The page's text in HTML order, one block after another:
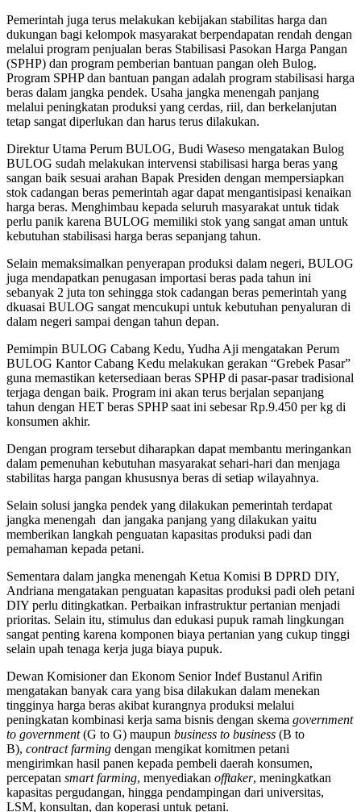
Pemerintah juga terus melakukan kebijakan stabilitas harga dan
dukungan bagi kelompok masyarakat berpendapatan rendah dengan
melalui program penjualan beras Stabilisasi Pasokan Harga Pangan
(SPHP) dan program pemberian bantuan pangan oleh Bulog.
Program SPHP dan bantuan pangan adalah program stabilisasi harga
beras dalam jangka pendek. Usaha jangka menengah panjang
melalui peningkatan produksi yang cerdas, riil, dan berkelanjutan
tetap sangat diperlukan dan harus terus dilakukan.
Direktur Utama Perum BULOG, Budi Waseso mengatakan Bulog
BULOG sudah melakukan intervensi stabilisasi harga beras yang
sangan baik sesuai arahan Bapak Presiden dengan mempersiapkan
stok cadangan beras pemerintah agar dapat mengantisipasi kenaikan
harga beras. Menghimbau kepada seluruh masyarakat untuk tidak
perlu panik karena BULOG memiliki stok yang sangat aman untuk
kebutuhan stabilisasi harga beras sepanjang tahun.
Selain memaksimalkan penyerapan produksi dalam negeri, BULOG
juga mendapatkan penugasan importasi beras pada tahun ini
sebanyak 2 juta ton sehingga stok cadangan beras pemerintah yang
dkuasai BULOG sangat mencukupi untuk kebutuhan penyaluran di
dalam negeri sampai dengan tahun depan.
Pemimpin BULOG Cabang Kedu, Yudha Aji mengatakan Perum
BULOG Kantor Cabang Kedu melakukan gerakan “Grebek Pasar”
guna memastikan ketersediaan beras SPHP di pasar-pasar tradisional
terjaga dengan baik. Program ini akan terus berjalan sepanjang
tahun dengan HET beras SPHP saat ini sebesar Rp.9.450 per kg di
konsumen akhir.
Dengan program tersebut diharapkan dapat membantu meringankan
dalam pemenuhan kebutuhan masyarakat sehari-hari dan menjaga
stabilitas harga pangan khususnya beras di setiap wilayahnya.
Selain solusi jangka pendek yang dilakukan pemerintah terdapat
jangka menengah dan jangaka panjang yang dilakukan yaitu
memberikan langkah penguatan kapasitas produksi padi dan
pemahaman kepada petani.
Sementara dalam jangka menengah Ketua Komisi B DPRD DIY,
Andriana mengatakan penguatan kapasitas produksi padi oleh petani
DIY perlu ditingkatkan. Perbaikan infrastruktur pertanian menjadi
prioritas. Selain itu, stimulus dan edukasi pupuk ramah lingkungan
sangat penting karena komponen biaya pertanian yang cukup tinggi
selain upah tenaga kerja juga biaya pupuk.
Dewan Komisioner dan Ekonom Senior Indef Bustanul Arifin
mengatakan banyak cara yang bisa dilakukan dalam menekan
tingginya harga beras akibat kurangnya produksi melalui
peningkatan kombinasi kerja sama bisnis dengan skema government
to government(G to G) maupun business to business (B to
B), contract farming dengan mengikat komitmen petani
mengirimkan hasil panen kepada pembeli daerah konsumen,
percepatan smart farming, menyediakan offtaker, meningkatkan
kapasitas pergudangan, hingga pendampingan dari universitas,
LSM, konsultan, dan koperasi untuk petani.